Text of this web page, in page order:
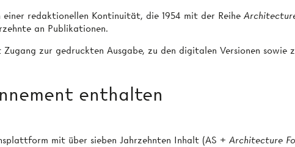
redaktionellen Kontinuität, die 1954 mit der Reihe
an Publikationen.
zur gedruckten Ausgabe, zu den digitalen Versionen sowie
enthalten
mit über sieben Jahrzehnten Inhalt (AS + Architecture